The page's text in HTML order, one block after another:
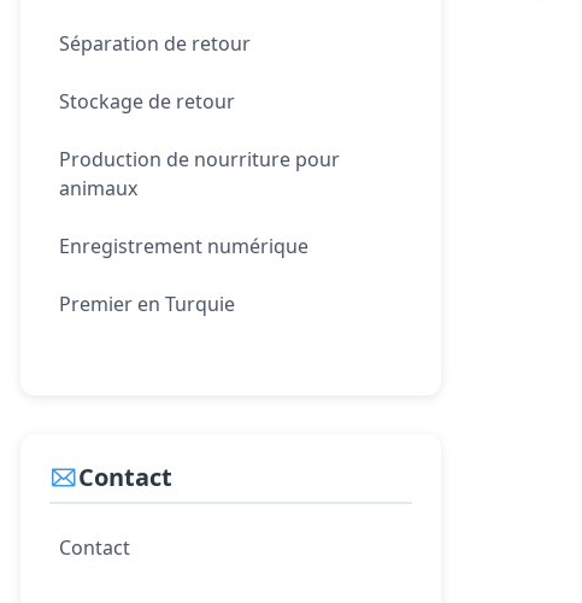
Séparation de retour
Stockage de retour
Production de nourriture pour
animaux
Enregistrement numérique
Premier en Turquie
Contact
Contact